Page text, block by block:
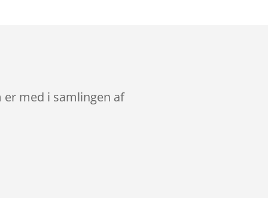
med i samlingen af